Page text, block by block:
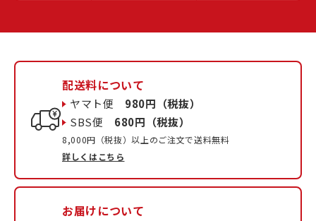
配送料について
ヤマト便 980円（税抜）
SBS便 680円（税抜）
8,000円（税抜）以上のご注文で送料無料
詳しくはこちら
お届けについて